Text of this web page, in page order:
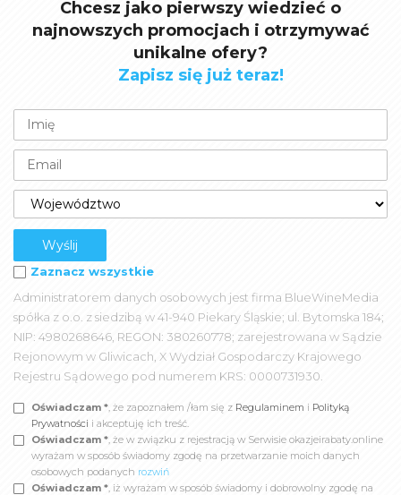
Chcesz jako pierwszy wiedzieć o
najnowszych promocjach i otrzymywać
unikalne ofery?
Zapisz się już teraz!
Zaznacz wszystkie
Administratorem danych osobowych jest firma BlueWineMedia
spółka z o.o. z siedzibą w 41-940 Piekary Śląskie; ul. Bytomska 184;
NIP: 4980268646, REGON: 380260778; zarejestrowana w Sądzie
Rejonowym w Gliwicach, X Wydział Gospodarczy Krajowego
Rejestru Sądowego pod numerem KRS: 0000731930.
Oświadczam *, że zapoznałem /łam się z Regulaminem i Polityką
Prywatności i akceptuję ich treść.
Oświadczam *, że w związku z rejestracją w Serwisie okazjeirabaty.online
wyrażam w sposób świadomy zgodę na przetwarzanie moich danych
osobowych podanych rozwiń
Oświadczam *, iż wyrażam w sposób świadomy i dobrowolny zgodę na